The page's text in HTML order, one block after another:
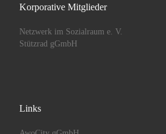
Korporative Mitglieder
Netzwerk im Sozialraum e. V.
Stützrad gGmbH
Links